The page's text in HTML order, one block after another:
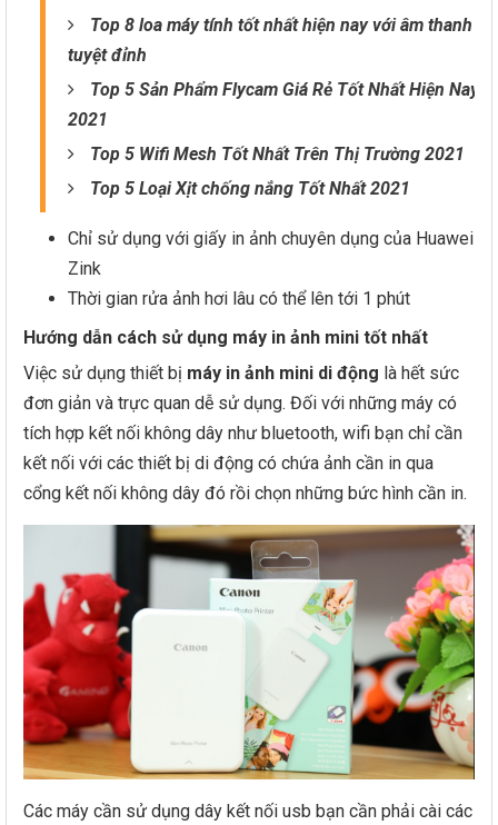
Top 8 loa máy tính tốt nhất hiện nay với âm thanh
tuyệt đỉnh
Top 5 Sản Phẩm Flycam Giá Rẻ Tốt Nhất Hiện Nay
2021
Top 5 Wifi Mesh Tốt Nhất Trên Thị Trường 2021
Top 5 Loại Xịt chống nắng Tốt Nhất 2021
Chỉ sử dụng với giấy in ảnh chuyên dụng của Huawei
Zink
Thời gian rửa ảnh hơi lâu có thể lên tới 1 phút
Hướng dẫn cách sử dụng máy in ảnh mini tốt nhất
Việc sử dụng thiết bị máy in ảnh mini di động là hết sức
đơn giản và trực quan dễ sử dụng. Đối với những máy có
tích hợp kết nối không dây như bluetooth, wifi bạn chỉ cần
kết nối với các thiết bị di động có chứa ảnh cần in qua
cổng kết nối không dây đó rồi chọn những bức hình cần in.
Các máy cần sử dụng dây kết nối usb bạn cần phải cài các